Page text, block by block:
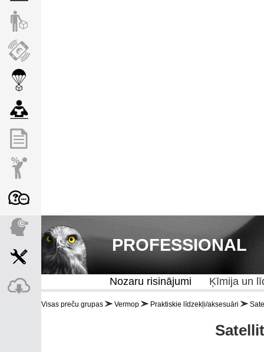
PROFESSIONAL
Nozaru risinājumi Ķīmija un
Visas preču grupas Vermop Praktiskie līdzekļi/aksesuāri